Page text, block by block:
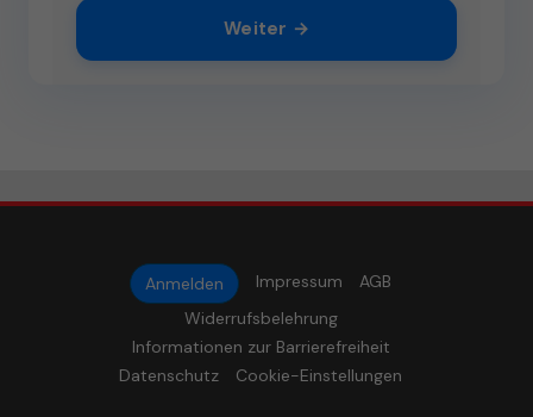
Weiter →
Anmelden Impressum
AGB
Widerrufsbelehrung
Informationen zur Barrierefreiheit
Datenschutz
Cookie-Einstellungen